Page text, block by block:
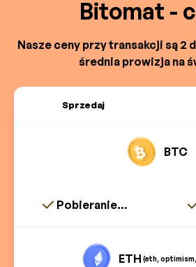
Bitomat -
Nasze ceny przy transakcji są 2
średnia prowizja na
Sprzedaj
BTC
Pobieranie...
ETH (eth,